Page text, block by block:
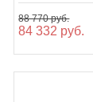
88 770 руб.
84 332 руб.